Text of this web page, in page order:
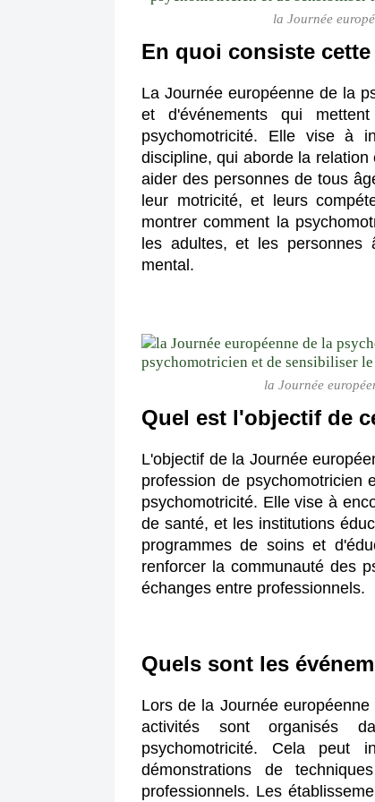
la Journée
En quoi consiste
La Journée européenne de la
et d'événements qui
psychomotricité. Elle vise à
discipline, qui aborde la
aider des personnes de tous
leur motricité, et leurs
montrer comment la
les adultes, et les personnes
mental.
la Journée
Quel est l'objectif de
L'objectif de la Journée
profession de psychomotricien
psychomotricité. Elle vise à
de santé, et les institutions
programmes de soins et
renforcer la communauté des
échanges entre professionnels.
Quels sont les
Lors de la Journée
activités sont organisés
psychomotricité. Cela peut
démonstrations de
professionnels. Les